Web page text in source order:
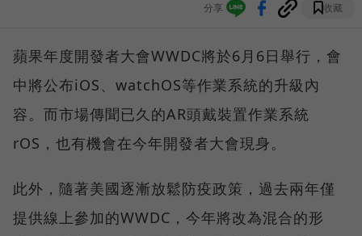
分享 收藏
蘋果年度開發者大會WWDC將於6月6日舉行，會
中將公布iOS、watchOS等作業系統的升級內
容。而市場傳聞已久的AR頭戴裝置作業系統
rOS，也有機會在今年開發者大會現身。
此外，隨著美國逐漸放鬆防疫政策，過去兩年僅
提供線上參加的WWDC，今年將改為混合的形